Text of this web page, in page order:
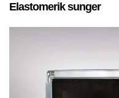
Elastomerik sunger